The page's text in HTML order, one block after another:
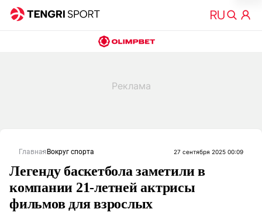
Главная Вокруг спорта 27 сентября 2025 00:09
Легенду баскетбола заметили в
компании 21-летней актрисы
фильмов для взрослых